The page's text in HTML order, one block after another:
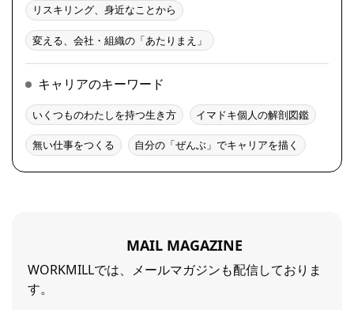
リスキリング、身近なことから
変える、会社・組織の「あたりまえ」
キャリアのキーワード
いくつものわたしを持つ生き方 イマドキ個人の解剖図鑑
無い仕事をつくる 自分の「ぜんぶ」でキャリアを描く
MAIL MAGAZINE
WORKMILLでは、メールマガジンも配信しておりま
す。